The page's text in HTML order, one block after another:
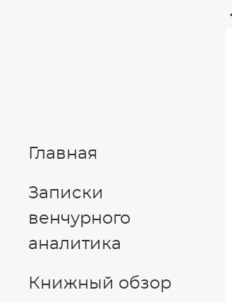
Главная
Записки
венчурного
аналитика
Книжный обзор